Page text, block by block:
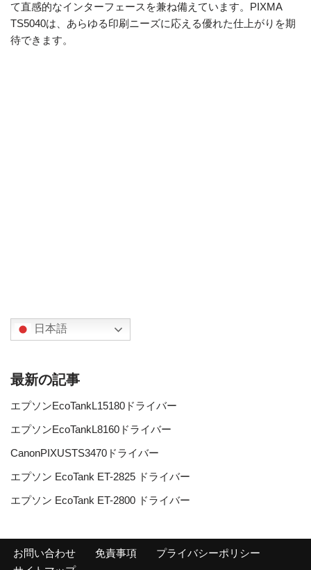
て直感的なインターフェースを兼ね備えています。PIXMA
TS5040は、あらゆる印刷ニーズに応える優れた仕上がりを期
待できます。
日本語
最新の記事
エプソンEcoTankL15180ドライバー
エプソンEcoTankL8160ドライバー
CanonPIXUSTS3470ドライバー
エプソン EcoTank ET-2825 ドライバー
エプソン EcoTank ET-2800 ドライバー
お問い合わせ 免責事項
プライバシーポリシー